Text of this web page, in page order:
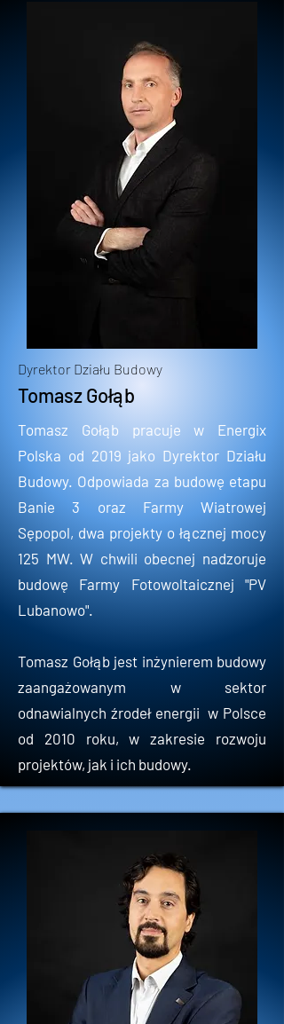
Dyrektor Działu Budowy
Tomasz Gołąb
Tomasz Gołąb pracuje w Energix
Polska od 2019 jako Dyrektor Działu
Budowy. Odpowiada za budowę etapu
Banie 3 oraz Farmy Wiatrowej
Sępopol, dwa projekty o łącznej mocy
125 MW. W chwili obecnej nadzoruje
budowę Farmy Fotowoltaicznej "PV
Lubanowo".
Tomasz Gołąb jest inżynierem budowy
zaangażowanym w sektor
odnawialnych źrodeł energii w Polsce
od 2010 roku, w zakresie rozwoju
projektów, jak i ich budowy.